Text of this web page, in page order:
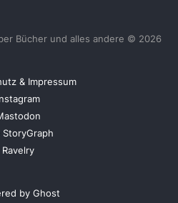
Bücher und alles andere © 2026
& Impressum
StoryGraph
Ravelry
by Ghost